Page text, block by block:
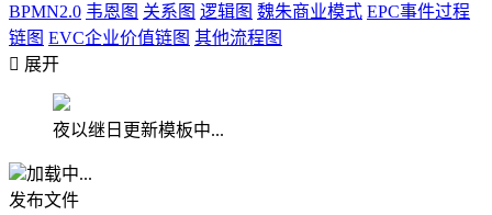
BPMN2.0 韦恩图 关系图 逻辑图 魏朱商业模式 EPC事件过程
链图 EVC企业价值链图 其他流程图
 展开
夜以继日更新模板中...
加载中...
发布文件